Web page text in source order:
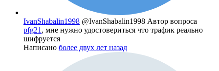
IvanShabalin1998 @IvanShabalin1998 Автор вопроса
pfg21 , мне нужно удостовериться что трафик реально
шифруется
Написано более двух лет назад